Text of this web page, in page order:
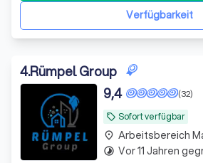
Verfügbarkeit
4.Rümpel Group
local_offer Sofort verfügbar
(32)
9,4
place Arbeitsbereich
timelapse Vor 11 Jahren